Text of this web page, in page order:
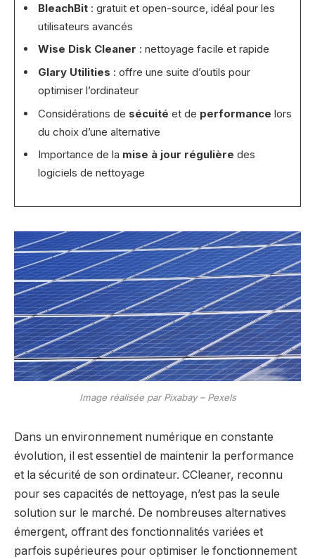
BleachBit: gratuit et open-source, idéal pour les
utilisateurs avancés
Wise Disk Cleaner : nettoyage facile et rapide
Glary Utilities : offre une suite d’outils pour
optimiser l’ordinateur
Considérations de sécuité et de performance lors
du choix d’une alternative
Importance de la mise à jour régulière des
logiciels de nettoyage
Image réalisée par Pixabay – Pexels
Dans un environnement numérique en constante
évolution, il est essentiel de maintenir la performance
et la sécurité de son ordinateur. CCleaner, reconnu
pour ses capacités de nettoyage, n’est pas la seule
solution sur le marché. De nombreuses alternatives
émergent, offrant des fonctionnalités variées et
parfois supérieures pour optimiser le fonctionnement